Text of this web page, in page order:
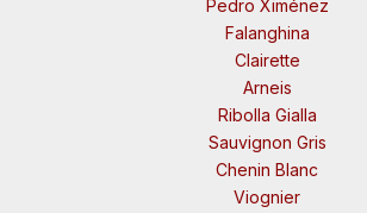
Pedro Ximénez
Falanghina
Clairette
Arneis
Ribolla Gialla
Sauvignon Gris
Chenin Blanc
Viognier